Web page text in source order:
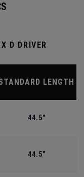
D DRIVER
LENGTH
44.5"
44.5"